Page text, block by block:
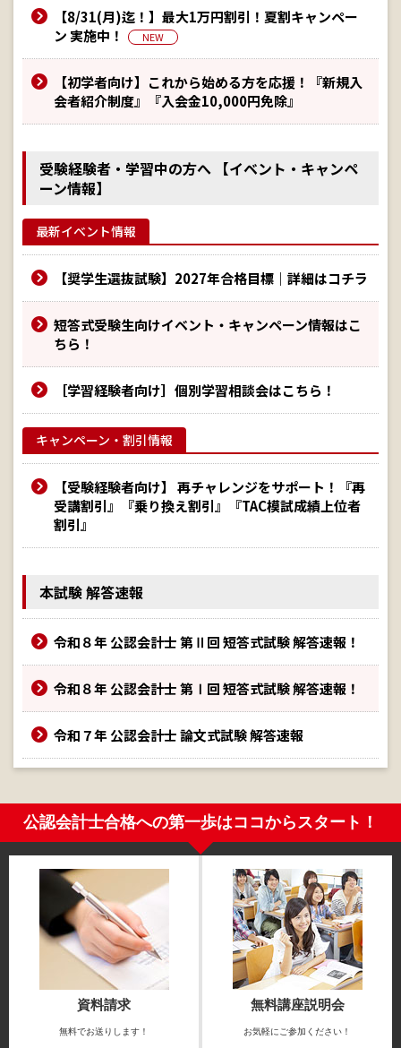
【8/31(月)迄！】最大1万円割引！夏割キャンペー
ン 実施中！
NEW
【初学者向け】これから始める方を応援！『新規入
会者紹介制度』『入会金10,000円免除』
受験経験者・学習中の方へ 【イベント・キャンペ
ーン情報】
最新イベント情報
【奨学生選抜試験】2027年合格目標｜詳細はコチラ
短答式受験生向けイベント・キャンペーン情報はこ
ちら！
［学習経験者向け］個別学習相談会はこちら！
キャンペーン・割引情報
【受験経験者向け】 再チャレンジをサポート！『再
受講割引』『乗り換え割引』『TAC模試成績上位者
割引』
本試験 解答速報
令和８年 公認会計士 第Ⅱ回 短答式試験 解答速報！
令和８年 公認会計士 第Ⅰ回 短答式試験 解答速報！
令和７年 公認会計士 論文式試験 解答速報
公認会計士合格への第一歩はココからスタート！
資料請求
無料でお送りします！
無料講座説明会
お気軽にご参加ください！